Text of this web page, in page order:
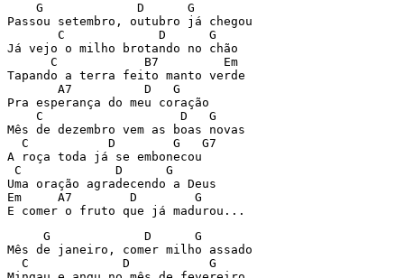
    G             D      G
Passou setembro, outubro já chegou
       C             D      G
Já vejo o milho brotando no chão
      C            B7         Em
Tapando a terra feito manto verde
       A7          D   G
Pra esperança do meu coração
    C                   D   G
Mês de dezembro vem as boas novas
  C           D        G   G7
A roça toda já se embonecou
C             D      G
Uma oração agradecendo a Deus
Em     A7        D        G
E comer o fruto que já madurou...
     G             D      G
Mês de janeiro, comer milho assado
  C             D           G